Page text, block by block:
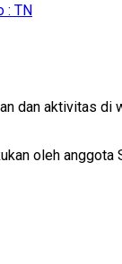
: TN
dan aktivitas di
oleh anggota